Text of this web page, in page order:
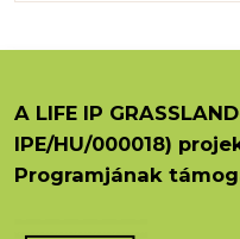
A LIFE IP
IPE/HU/000018)
Programjának